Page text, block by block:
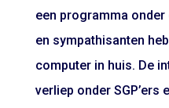
een programma onder
en sympathisanten
computer in huis. De
verliep onder SGP’ers